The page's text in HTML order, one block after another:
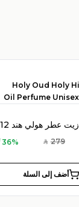
SAR 279
36% off
أضف إلى السلة